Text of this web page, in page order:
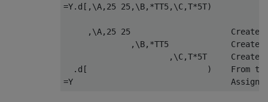
=Y.d[,\A,25 25,\B,*TT5,\C,T*5T)
,\A,25 25                     Create
,\B,*TT5             Create
,\C,T*5T     Create
.d[                         )    From